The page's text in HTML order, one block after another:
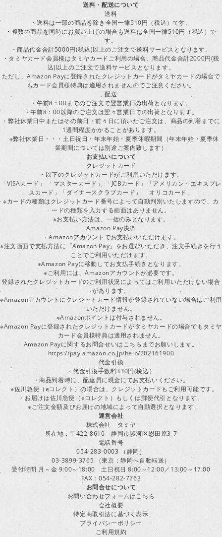
送料・配送について
送料
・送料は一部の商品を除き全国一律510円（税込）です。
・複数の商品を同時にお買い上げの場合も送料は全国一律510円（税込）で
す。
・商品代金合計5000円(税込)以上のご注文で送料サービスとなります。
・タミヤカード会員様はタミヤカードご利用の場合、商品代金合計2000円(税
込)以上のご注文で送料サービスとなります。
ただし、Amazon Payに登録されたクレジットカードがタミヤカードの場合で
もカード会員様特典は適用されませんのでご注意ください。
配送
・午前8：00までのご注文で翌営業日の出荷となります。
・午前8：00以降のご注文は翌々営業日での出荷となります。
・弊社休業日中またはその前日・前々日に頂いたご注文は、商品の到着までに
1週間程度かかることがあります。
※弊社休業日・・・土日祝日・年末年始・夏季休暇期間（年末年始・夏季休
業期間については別途ご案内致します）
お支払いについて
クレジットカード
・以下のクレジットカードがご利用いただけます。
「VISAカード」 「マスターカード」 「JCBカード」「アメリカン・エキスプレ
スカード」「ダイナースクラブカード」 「オリコカード」
※カードの種類はクレジットカード番号によって自動判別いたしますので、カ
ードの種類を入力する画面はありません。
※お支払い方法は、一括のみとなります。
Amazon Pay決済
・Amazonアカウントでお支払いいただけます。
※注文画面で支払方法に「Amazon Pay」をお選びいただき、注文手続きを行う
ことでご利用いただけます。
※Amazon Payに移動してお支払手続きとなります。
※ご利用には、Amazonアカウントが必要です。
登録されたクレジットカードのご利用状況によってはご利用いただけない場合
があります。
※Amazonアカウントにクレジットカード情報が登録されていない場合はご利用
いただけません。
※Amazonポイントは付与されません。
※Amazon Payに登録されたクレジットカードがタミヤカードの場合でもタミヤ
カード会員様特典は適用されません。
Amazon Payに関するお問合せいはこちらまでお願いします。
https://pay.amazon.co.jp/help/202161900
代金引換
・代金引換手数料330円(税込）
・商品到着時に、配達員に現金にてお支払いください。
※佐川急便（eコレクト）の場合は、クレジットカードもご利用可能です。
・お届けは佐川急便（eコレクト）もしくは郵便代引となります。
※ご注文金額及びお届けの地域によって自動選択となります。
運営会社
株式会社 タミヤ
所在地：〒422-8610 静岡市駿河区恩田原3-7
電話番号
054-283-0003 （静岡）
03-3899-3765 （東京：静岡へ自動転送）
受付時間 月～金 9:00～18:00 土日祝日 8:00～12:00／13:00～17:00
FAX：054-282-7763
お問合せについて
お問い合わせフォームはこちら
会社概要
特定商取引法に基づく表示
プライバシーポリシー
ご利用規約